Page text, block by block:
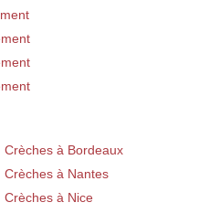
Crèches à Bordeaux
Crèches à Nantes
Crèches à Nice